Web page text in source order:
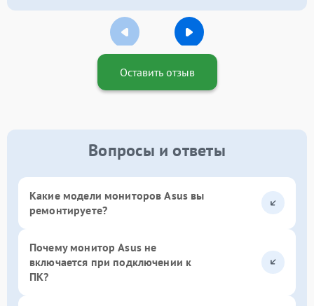
Оставить отзыв
Вопросы и ответы
Какие модели мониторов Asus вы
ремонтируете?
Почему монитор Asus не
включается при подключении к
ПК?